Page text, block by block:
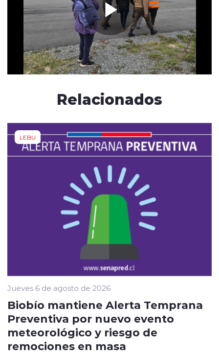
Relacionados
LEBU
Jueves 6 de agosto de 2026
Biobío mantiene Alerta Temprana
Preventiva por nuevo evento
meteorológico y riesgo de
remociones en masa